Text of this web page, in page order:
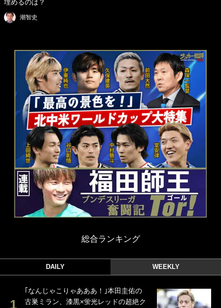
埋めるのは？
潮智史
総合ランキング
DAILY WEEKLY
｢なんじゃこりゃあああ！｣本田圭佑の
古巣ミラン、漆黒×蛍光レッドの超絶ク